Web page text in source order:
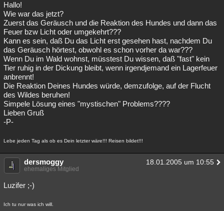
Hallo!
Wie war das jetzt?
Zuerst das Geräusch und die Reaktion des Hundes und dann das
Feuer bzw Licht oder umgekehrt???
Kann es sein, daß Du das Licht erst gesehen hast, nachdem Du
das Geräusch hörtest, obwohl es schon vorher da war???
Wenn Du im Wald wohnst, müsstest Du wissen, daß "fast" kein
Tier ruhig in der Dickung bleibt, wenn irgendjemand ein Lagerfeuer
anbrennt!
Die Reaktion Deines Hundes würde, demzufolge, auf der Flucht
des Wildes beruhen!
Simpele Lösung eines "mystischen" Problems????
Lieben Gruß
-P-
Lebe jeden Tag als ob es Dein letzter wäre!!! Reisen bildet!!!
dersmoggy 18.01.2005 um 10:55
ehemaliges Mitglied
Luzifer ;-)
Ich tu nur was ich will.